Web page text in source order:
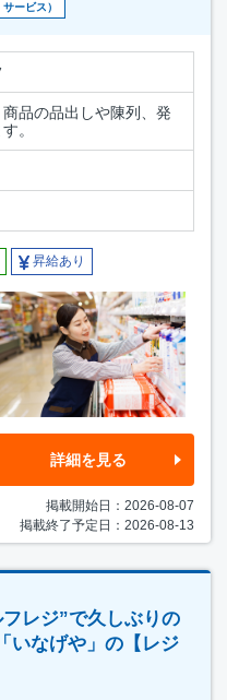
ービス）
商品の品出しや陳列、発
。
昇給あり
詳細を見る
掲載開始日：2026-08-07
掲載終了予定日：2026-08-13
フレジ”で久しぶりの
いなげや」の【レジ